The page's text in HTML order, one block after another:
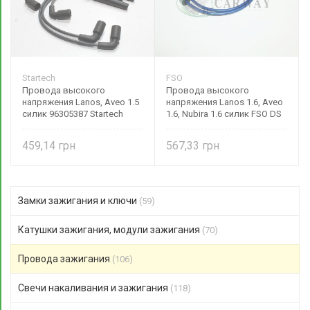
Startech
Провода высокого
напряжения Lanos, Aveo 1.5
силик 96305387 Startech
459,14
FSO
Провода высокого
напряжения Lanos 1.6, Aveo
1.6, Nubira 1.6 силик FSO DS
567,33
Замки зажигания и ключи (59)
Катушки зажигания, модули зажигания (70)
Провода зажигания (106)
Свечи накаливания и зажигания (118)